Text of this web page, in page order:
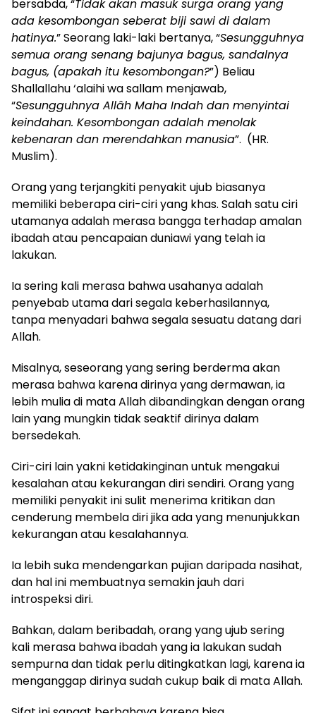
bersabda, “Tidak akan masuk surga orang yang
ada kesombongan seberat biji sawi di dalam
hatinya.” Seorang laki-laki bertanya, “Sesungguhnya
semua orang senang bajunya bagus, sandalnya
bagus, (apakah itu kesombongan?”) Beliau
Shallallahu ‘alaihi wa sallam menjawab,
“Sesungguhnya Allâh Maha Indah dan menyintai
keindahan. Kesombongan adalah menolak
kebenaran dan merendahkan manusia”. (HR.
Muslim).
Orang yang terjangkiti penyakit ujub biasanya
memiliki beberapa ciri-ciri yang khas. Salah satu ciri
utamanya adalah merasa bangga terhadap amalan
ibadah atau pencapaian duniawi yang telah ia
lakukan.
Ia sering kali merasa bahwa usahanya adalah
penyebab utama dari segala keberhasilannya,
tanpa menyadari bahwa segala sesuatu datang dari
Allah.
Misalnya, seseorang yang sering berderma akan
merasa bahwa karena dirinya yang dermawan, ia
lebih mulia di mata Allah dibandingkan dengan orang
lain yang mungkin tidak seaktif dirinya dalam
bersedekah.
Ciri-ciri lain yakni ketidakinginan untuk mengakui
kesalahan atau kekurangan diri sendiri. Orang yang
memiliki penyakit ini sulit menerima kritikan dan
cenderung membela diri jika ada yang menunjukkan
kekurangan atau kesalahannya.
Ia lebih suka mendengarkan pujian daripada nasihat,
dan hal ini membuatnya semakin jauh dari
introspeksi diri.
Bahkan, dalam beribadah, orang yang ujub sering
kali merasa bahwa ibadah yang ia lakukan sudah
sempurna dan tidak perlu ditingkatkan lagi, karena ia
menganggap dirinya sudah cukup baik di mata Allah.